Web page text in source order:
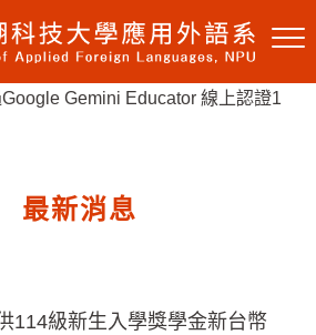
最新消息
114級新生入學獎學金新台幣